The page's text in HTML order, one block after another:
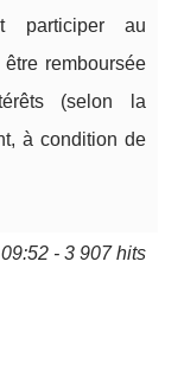
participer au
remboursée
(selon la
à condition de
- 3 907 hits